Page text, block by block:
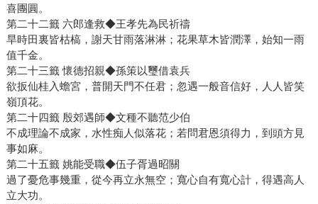
喜團圓。
第二十二籤 六郎逢救◆王孝先為民祈禱
旱時田裏皆枯槁，謝天甘雨落淋淋；花果草木皆潤澤，始知一雨
值千金。
第二十三籤 懷德招親◆孫策以璽借袁兵
欲扳仙桂入蟾宮，普開天門不任君；忽遇一般音信好，人人皆笑
嶺頂花。
第二十四籤 殷郊遇師◆文種不聽范少伯
不成理論不成家，水性痴人似落花；若問君恩須得力，到頭方見
事如麻。
第二十五籤 姚能受職◆伍子胥過昭關
過了憂危事幾重，從今再立永無空；寬心自有寬心計，得遇高人
立大功。